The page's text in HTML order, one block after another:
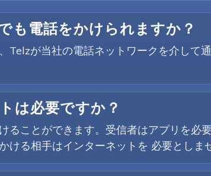
も電話をかけられますか？
Telzが当社の電話ネットワークを介して
は必要ですか？
ることができます。受信者はアプリを必
る相手はインターネットを 必要としま